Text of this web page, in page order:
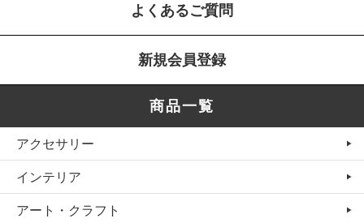
よくあるご質問
新規会員登録
商品一覧
アクセサリー
インテリア
アート・クラフト